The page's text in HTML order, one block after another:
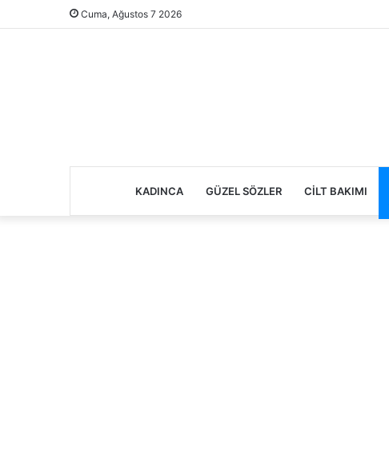
Cuma, Ağustos 7 2026
KADINCA GÜZEL SÖZLER CILT BAKIMI